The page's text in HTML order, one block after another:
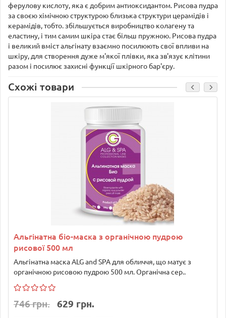
ферулову кислоту, яка є добрим антиоксидантом. Рисова пудра
за своєю хімічною структурою близька структури церамідів і
керамідів, тобто. збільшується виробництво колагену та
еластину, і тим самим шкіра стає більш пружною. Рисова пудра
і великий вміст альгінату взаємно посилюють свої впливи на
шкіру, для створення дуже м'якої плівки, яка зв'язує клітини
разом і посилює захисні функції шкірного бар'єру.
Схожі товари
Альгінатна біо-маска з органічною пудрою
рисової 500 мл
Альгінатна маска ALG and SPA для обличчя, що матує з
органічною рисовою пудрою 500 мл. Органічна сер..
746 грн. 629 грн.